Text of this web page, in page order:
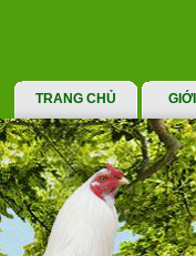
TRANG CHỦ